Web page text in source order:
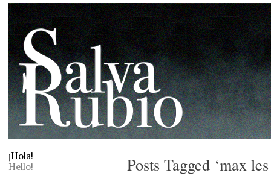
¡Hola!
Hello!
Posts Tagged ‘max